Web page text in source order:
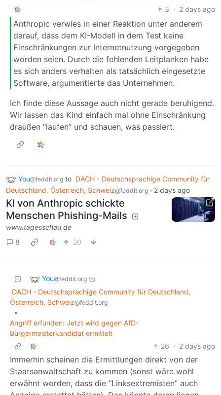
3 · 2 days ago
Anthropic verwies in einer Reaktion unter anderem
darauf, dass dem KI-Modell in dem Test keine
Einschränkungen zur Internetnutzung vorgegeben
worden seien. Durch die fehlenden Leitplanken habe
es sich anders verhalten als tatsächlich eingesetzte
Software, argumentierte das Unternehmen.
Ich finde diese Aussage auch nicht gerade beruhigend.
Wir lassen das Kind einfach mal ohne Einschränkung
draußen “laufen” und schauen, was passiert.
You@feddit.org to DACH - Deutschsprachige Community für
Deutschland, Österreich, Schweiz@feddit.org · 2 days ago
KI von Anthropic schickte
Menschen Phishing-Mails
www.tagesschau.de
8
20
You@feddit.org to
DACH - Deutschsprachige Community für Deutschland,
Österreich, Schweiz@feddit.org
•
Angriff erfunden: Jetzt wird gegen AfD-
Bürgermeisterkandidat ermittelt
26 · 2 days ago
Immerhin scheinen die Ermittlungen direkt von der
Staatsanwaltschaft zu kommen (sonst wäre wohl
erwähnt worden, dass die “Linksextremisten” auch